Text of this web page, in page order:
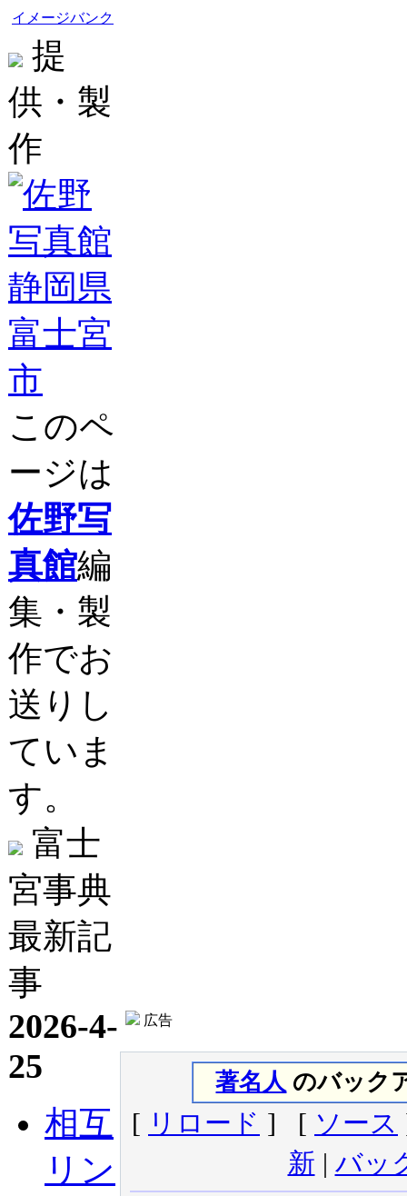
イメージバンク
提
供・製
作
このペ
ージは
佐野写
真館編
集・製
作でお
送りし
ていま
す。
富士
宮事典
最新記
事
2026-4-
25
相互
リン
広告
著名人 のバック
[ リロード ] [ ソース
新 | バッ